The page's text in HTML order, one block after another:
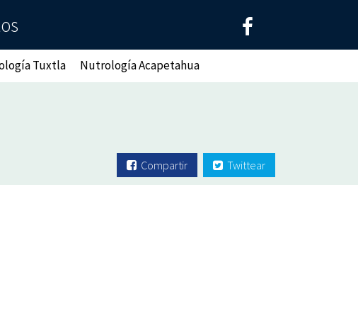
Tuxtla Nutrología Acapetahua
Compartir Twittear